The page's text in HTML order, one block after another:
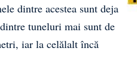
dintre acestea sunt deja
tuneluri mai sunt de
iar la celălalt încă